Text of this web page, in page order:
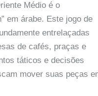
Médio é o
em árabe. Este jogo de
entrelaçadas
de cafés, praças e
táticos e decisões
mover suas peças